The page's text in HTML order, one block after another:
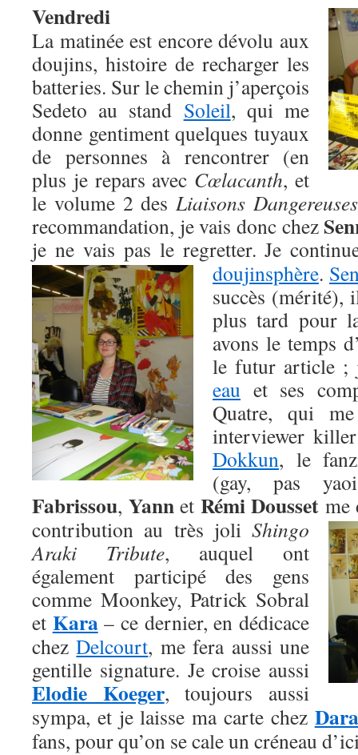
Vendredi
La matinée est encore dévolu aux
doujins, histoire de recharger les
batteries. Sur le chemin j’aperçois
Sedeto au stand Soleil, qui me
donne gentiment quelques tuyaux
de personnes à rencontrer (en
plus je repars avec Cœlacanth, et
le volume 2 desLiaisons Dangereuses
recommandation, je vais donc chez
je ne vais pas le regretter. Je
doujinsphère.
succès (mérité),
plus tard pour
avons le temps
le futur article ;
eau et ses
Quatre, qui
interviewer
Dokkun, le
(gay, pas
Fabrissou, Yannet Rémi Dousset me
contribution au très joli Shingo
Araki Tribute, auquel ont
également participé des gens
comme Moonkey, Patrick Sobral
et Kara– ce dernier, en dédicace
chezDelcourt, me fera aussi une
gentille signature. Je croise aussi
Elodie Koeger, toujours aussi
sympa, et je laisse ma carte chez Dara
fans, pour qu’on se cale un créneau